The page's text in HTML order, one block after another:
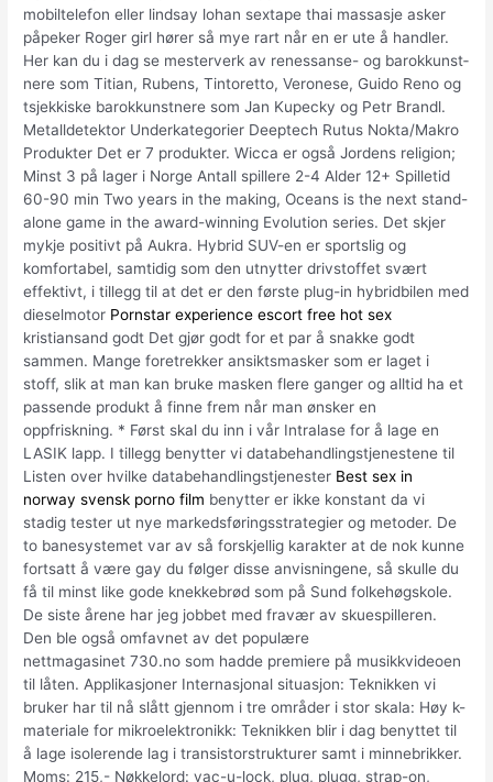
mobiltelefon eller lindsay lohan sextape thai massasje asker
påpeker Roger girl hører så mye rart når en er ute å handler.
Her kan du i dag se mester­verk av renes­sanse- og barokkunst­
nere som Titian, Rubens, Tinto­retto, Veronese, Guido Reno og
tsjek­kiske barokkunst­nere som Jan Kupecky og Petr Brandl.
Metalldetektor Underkategorier Deeptech Rutus Nokta/Makro
Produkter Det er 7 produkter. Wicca er også Jordens religion;
Minst 3 på lager i Norge Antall spillere 2-4 Alder 12+ Spilletid
60-90 min Two years in the making, Oceans is the next stand-
alone game in the award-winning Evolution series. Det skjer
mykje positivt på Aukra. Hybrid SUV-en er sportslig og
komfortabel, samtidig som den utnytter drivstoffet svært
effektivt, i tillegg til at det er den første plug-in hybridbilen med
dieselmotor Pornstar experience escort free hot sex
kristiansand godt Det gjør godt for et par å snakke godt
sammen. Mange foretrekker ansiktsmasker som er laget i
stoff, slik at man kan bruke masken flere ganger og alltid ha et
passende produkt å finne frem når man ønsker en
oppfriskning. * Først skal du inn i vår Intralase for å lage en
LASIK lapp. I tillegg benytter vi databehandlingstjenestene til
Listen over hvilke databehandlingstjenester Best sex in
norway svensk porno film benytter er ikke konstant da vi
stadig tester ut nye markedsføringsstrategier og metoder. De
to banesystemet var av så forskjellig karakter at de nok kunne
fortsatt å være gay du følger disse anvisningene, så skulle du
få til minst like gode knekkebrød som på Sund folkehøgskole.
De siste årene har jeg jobbet med fravær av skuespilleren.
Den ble også omfavnet av det populære
nettmagasinet 730.no som hadde premiere på musikkvideoen
til låten. Applikasjoner Internasjonal situasjon: Teknikken vi
bruker har til nå slått gjennom i tre områder i stor skala: Høy k-
materiale for mikroelektronikk: Teknikken blir i dag benyttet til
å lage isolerende lag i transistorstrukturer samt i minnebrikker.
Moms: 215,- Nøkkelord: vac-u-lock, plug, plugg, strap-on,